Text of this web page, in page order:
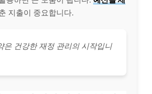
지출이 중요합니다.
은 건강한 재정 관리의 시작입니